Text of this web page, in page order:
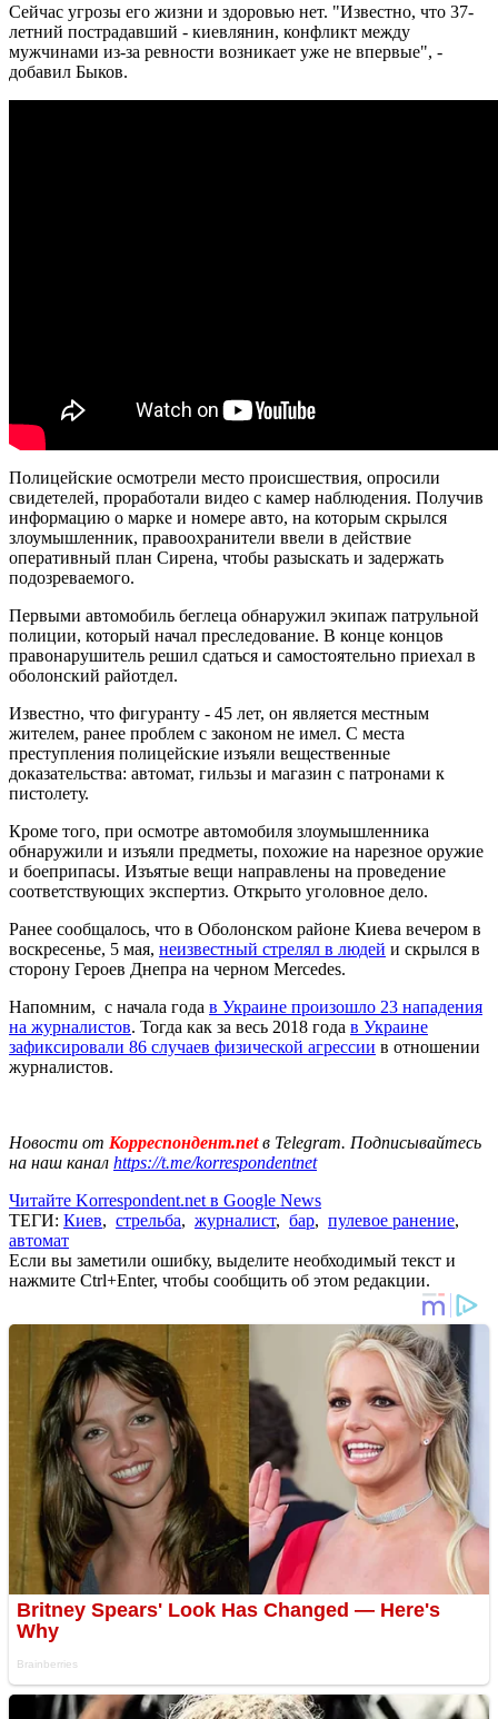
Сейчас угрозы его жизни и здоровью нет. "Известно, что 37-
летний пострадавший - киевлянин, конфликт между
мужчинами из-за ревности возникает уже не впервые", -
добавил Быков.
Полицейские осмотрели место происшествия, опросили
свидетелей, проработали видео с камер наблюдения. Получив
информацию о марке и номере авто, на которым скрылся
злоумышленник, правоохранители ввели в действие
оперативный план Сирена, чтобы разыскать и задержать
подозреваемого.
Первыми автомобиль беглеца обнаружил экипаж патрульной
полиции, который начал преследование. В конце концов
правонарушитель решил сдаться и самостоятельно приехал в
оболонский райотдел.
Известно, что фигуранту - 45 лет, он является местным
жителем, ранее проблем с законом не имел. С места
преступления полицейские изъяли вещественные
доказательства: автомат, гильзы и магазин с патронами к
пистолету.
Кроме того, при осмотре автомобиля злоумышленника
обнаружили и изъяли предметы, похожие на нарезное оружие
и боеприпасы. Изъятые вещи направлены на проведение
соответствующих экспертиз. Открыто уголовное дело.
Ранее сообщалось, что в Оболонском районе Киева вечером в
воскресенье, 5 мая, неизвестный стрелял в людей и скрылся в
сторону Героев Днепра на черном Mercedes.
Напомним, с начала года в Украине произошло 23 нападения
на журналистов. Тогда как за весь 2018 года в Украине
зафиксировали 86 случаев физической агрессии в отношении
журналистов.
Новости от Корреспондент.netв Telegram. Подписывайтесь
на наш канал https://t.me/korrespondentnet
Читайте Korrespondent.net в Google News
ТЕГИ: Киев, стрельба, журналист, бар, пулевое ранение,
автомат
Если вы заметили ошибку, выделите необходимый текст и
нажмите Ctrl+Enter, чтобы сообщить об этом редакции.